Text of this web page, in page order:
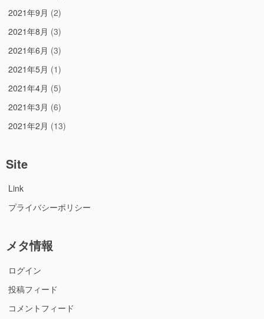
2021年9月 (2)
2021年8月 (3)
2021年6月 (3)
2021年5月 (1)
2021年4月 (5)
2021年3月 (6)
2021年2月 (13)
Site
Link
プライバシーポリシー
メタ情報
ログイン
投稿フィード
コメントフィード